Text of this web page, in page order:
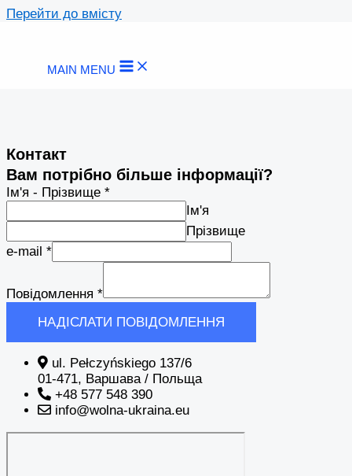
Перейти до вмісту
MAIN MENU
Контакт
Вам потрібно більше інформації?
Ім'я - Прізвище *
Ім'я
Прізвище
e-mail *
Повідомлення *
НАДІСЛАТИ ПОВІДОМЛЕННЯ
ul. Pełczyńskiego 137/6
01-471, Варшава / Польща
+48 577 548 390
info@wolna-ukraina.eu